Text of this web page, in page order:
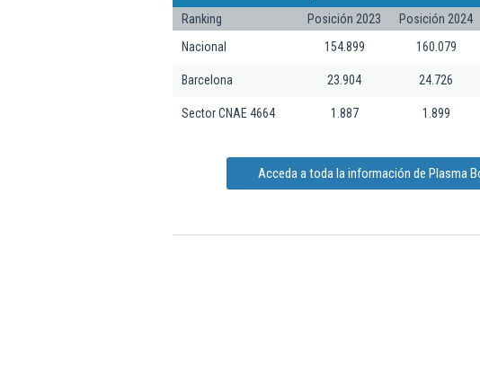
Ranking Posición 2023 Posición 2024
Nacional
154.899 160.079
Barcelona 23.904 24.726
Sector CNAE 4664 1.887 1.899
Acceda a toda la información de Plasma